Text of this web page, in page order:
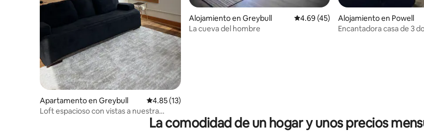
Apartamento en Greybull Calificación promedio: 4.85 de 5, 13 reseñas
4.85 (13)
Loft espacioso con vistas a nuestra
Alojamiento en Greybull Calificación promedio: 4.69 de 5, 45
4.69 (45)
La cueva del hombre
Alojamiento en Powell
Encantadora casa de 3
La comodidad de un hogar y unos precios